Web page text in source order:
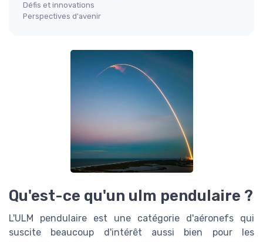
Défis et innovations
Perspectives d'avenir
Qu'est-ce qu'un ulm pendulaire ?
L'ULM pendulaire est une catégorie d'aéronefs qui
suscite beaucoup d'intérêt aussi bien pour les